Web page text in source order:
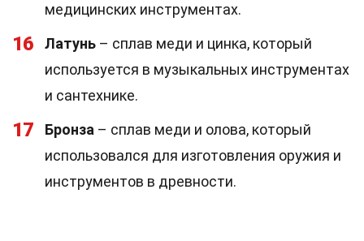
медицинских инструментах.
16 Латунь – сплав меди и цинка, который
используется в музыкальных инструментах
и сантехнике.
17 Бронза – сплав меди и олова, который
использовался для изготовления оружия и
инструментов в древности.